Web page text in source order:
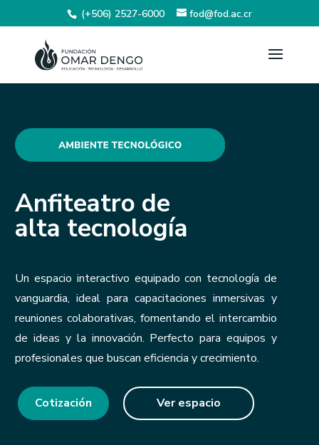
(+506) 2527-6000 fod@fod.ac.cr
Anfiteatro de
alta tecnología
Un espacio interactivo equipado con tecnología de
vanguardia, ideal para capacitaciones inmersivas y
reuniones colaborativas, fomentando el intercambio
de ideas y la innovación. Perfecto para equipos y
profesionales que buscan eficiencia y crecimiento.
Cotización Ver espacio